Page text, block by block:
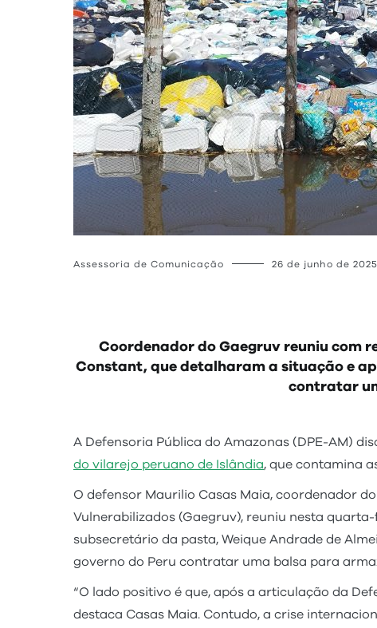
Assessoria de Comunicação 26 de junho de 2025
Coordenador do Gaegruv reuniu com
Constant, que detalharam a situação e
contratar
A Defensoria Pública do Amazonas (DPE-AM)
do vilarejo peruano de Islândia, que contamina
O defensor Maurilio Casas Maia, coordenador
Vulnerabilizados (Gaegruv), reuniu nesta
subsecretário da pasta, Weique Andrade de
governo do Peru contratar uma balsa para
“O lado positivo é que, após a articulação da
destaca Casas Maia. Contudo, a crise